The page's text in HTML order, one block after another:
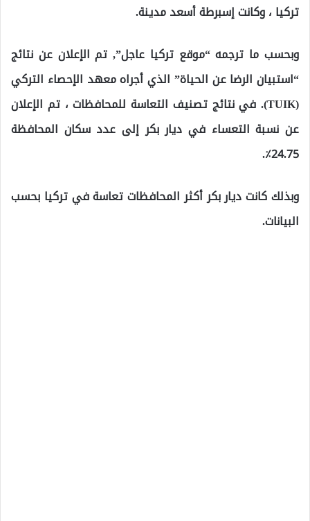
تركيا ، وكانت إسبرطة أسعد مدينة.
وبحسب ما ترجمه “موقع تركيا عاجل”, تم الإعلان عن نتائج
“استبيان الرضا عن الحياة” الذي أجراه معهد الإحصاء التركي
(TUIK). في نتائج تصنيف التعاسة للمحافظات ، تم الإعلان
عن نسبة التعساء في ديار بكر إلى عدد سكان المحافظة
24.75٪.
وبذلك كانت ديار بكر أكثر المحافظات تعاسة في تركيا بحسب
البيانات.